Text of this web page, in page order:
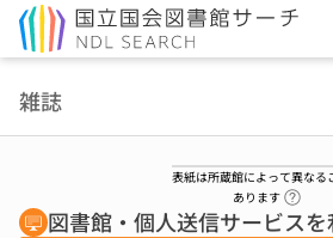
雑誌
表紙は所蔵館によって異なる
あります
図書館・個人送信サービスを